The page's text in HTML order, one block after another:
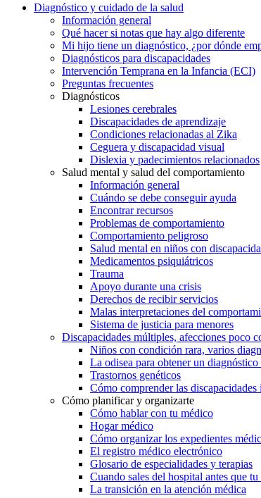
Diagnóstico y cuidado de la salud
Información general
Qué hacer si notas que hay algo diferente
Mi hijo tiene un diagnóstico, ¿por dónde
Diagnósticos para discapacidades
Intervención Temprana en la Infancia (ECI)
Preguntas frecuentes
Diagnósticos
Lesiones cerebrales
Discapacidades de aprendizaje
Condiciones relacionadas al Zika
Ceguera y discapacidad visual
Dislexia y padecimientos relacionados
Salud mental y salud del comportamiento
Información general
Cuándo se debe conseguir ayuda
Encontrar recursos
Problemas de comportamiento
Comportamiento peligroso
Salud mental en niños con
Medicamentos psiquiátricos
Trauma
Apoyo durante una crisis
Derechos de recibir servicios
Malas interpretaciones del
Sistema de justicia para menores
Discapacidades múltiples, afecciones poco
Niños con condición rara, varios
La odisea para obtener un
Trastornos genéticos
Cómo comprender las discapacidades
Cómo planificar y organizarte
Cómo hablar con tu médico
Hogar médico
Cómo organizar los expedientes
El registro médico electrónico
Glosario de especialidades y terapias
Cuando sales del hospital antes que tu
La transición en la atención médica